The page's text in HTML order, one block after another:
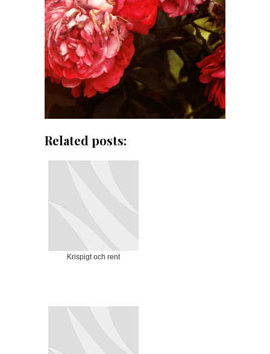
Related posts:
Krispigt och rent